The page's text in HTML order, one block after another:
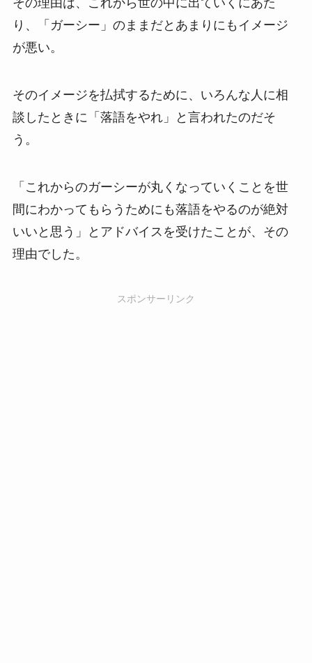
その理由は、これから世の中に出ていくにあた
り、「ガーシー」のままだとあまりにもイメージ
が悪い。
そのイメージを払拭するために、いろんな人に相
談したときに「落語をやれ」と言われたのだそ
う。
「これからのガーシーが丸くなっていくことを世
間にわかってもらうためにも落語をやるのが絶対
いいと思う」とアドバイスを受けたことが、その
理由でした。
スポンサーリンク